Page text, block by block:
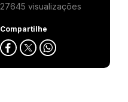
27645 visualizações
Compartilhe